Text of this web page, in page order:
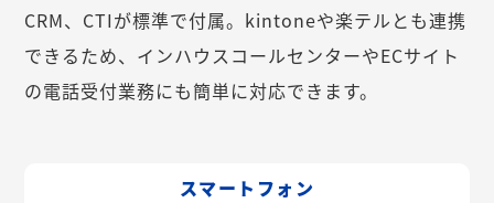
CRM、CTIが標準で付属。kintoneや楽テルとも連携
できるため、インハウスコールセンターやECサイト
の電話受付業務にも簡単に対応できます。
スマートフォン